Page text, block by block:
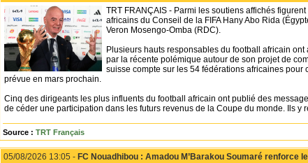
TRT FRANÇAIS - Parmi les soutiens affichés
africains du Conseil de la FIFA Hany Abo Rida
Veron Mosengo-Omba (RDC).
Plusieurs hauts responsables du football africain
par la récente polémique autour de son projet de
suisse compte sur les 54 fédérations africaines
prévue en mars prochain.
Cinq des dirigeants les plus influents du football africain ont publié des
de céder une participation dans les futurs revenus de la Coupe du monde. Ils y
Source : TRT Français
05/08/2026 13:05 - FC Nouadhibou : Amadou M’Barakou Soumaré renforce